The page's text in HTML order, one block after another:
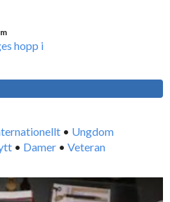
hopp i
• Ungdom
• Damer • Veteran